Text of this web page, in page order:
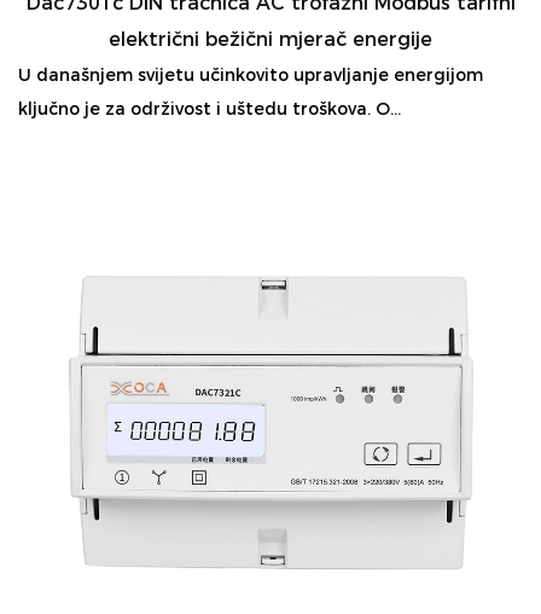
električni bežični mjerač energije
U današnjem svijetu učinkovito upravljanje energijom
ključno je za održivost i uštedu troškova. O...